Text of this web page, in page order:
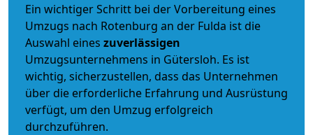
Ein wichtiger Schritt bei der Vorbereitung eines
Umzugs nach Rotenburg an der Fulda ist die
Auswahl eines zuverlässigen
Umzugsunternehmens in Gütersloh. Es ist
wichtig, sicherzustellen, dass das Unternehmen
über die erforderliche Erfahrung und Ausrüstung
verfügt, um den Umzug erfolgreich
durchzuführen.